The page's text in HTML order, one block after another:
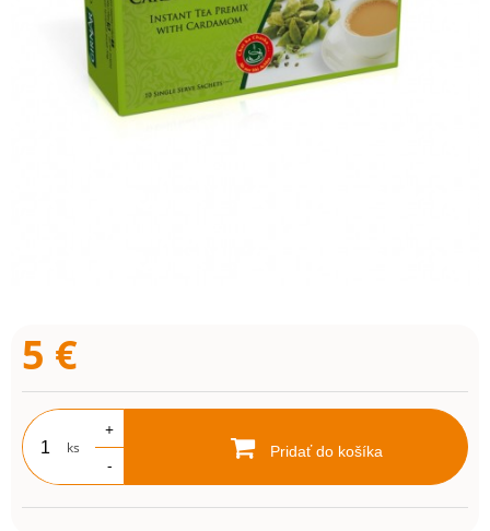
5 €
ks
+
-
Pridať do košíka